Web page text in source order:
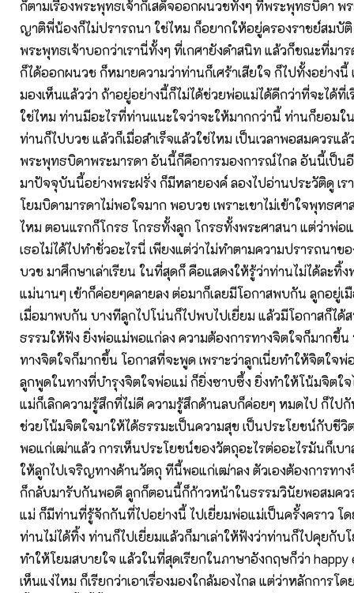
ก็ตามเรื่องพระพุทธเจ้าก็เสด็จออกผนวชทั้งๆ ที่พระพุทธบิดา พร
ญาติพี่น้องก็ไม่ปรารถนา ใช่ไหม ก็อยากให้อยู่ครองราชย์สมบั
พระพุทธเจ้าบอกว่าเรานี่ทั้งๆ ที่เกศายังดำสนิท แล้วก็ขณะที่มา
ก็ได้ออกผนวช ก็หมายความว่าท่านก็เศร้าเสียใจ ก็ไปทั้งอย่างนี้
มองเห็นแล้วว่า ถ้าอยู่อย่างนี้ก็ไม่ได้ช่วยพ่อแม่ได้ดีกว่าที่จะได้ที่
ใช่ไหม ท่านมีอะไรที่ท่านแนะใจว่าจะให้มากกว่านี้ ท่านก็ยอมใ
ท่านก็ไปบวช แล้วก็เมื่อสำเร็จแล้วใช่ไหม เป็นเวลาพอสมควรแล้
พระพุทธบิดาพระมารดา อันนี้ก็คือการมองการณ์ไกล อันนี้เป็น
มาปัจจุบันนี้อย่างพระฝรั่ง ก็มีหลายองค์ ลองไปอ่านประวัติดู เร
โยมบิดามารดาไม่พอใจมาก พอบวช เพราะเขาไม่เข้าใจพุทธศา
ไหม ตอนแรกก็โกรธ โกรธทั้งลูก โกรธทั้งพระศาสนา แต่ว่าพ่อ
เธอไม่ได้ไปทำชั่วอะไรนี่ เพียงแต่ว่าไม่ทำตามความปรารถนา
บวช มาศึกษาเล่าเรียน ในที่สุดก็ คือแสดงให้รู้ว่าท่านไม่ได้ละทิ้
แม่นานๆ เข้าก็ค่อยๆคลายลง ต่อมาก็เลยมีโอกาสพบกัน ลูกอยู่เ
เมื่อมาพบกัน บางทีลูกไปโน่นก็ไปพบไปเยี่ยม แล้วมีโอกาสก็ได้
ธรรมให้ฟัง ยิ่งพ่อแม่พอแก่ลง ความต้องการทางจิตใจก็มากขึ้น
ทางจิตใจก็มากขึ้น โอกาสที่จะพูด เพราะว่าลูกเนี่ยทำให้จิตใจ
ลูกพูดในทางที่บำรุงจิตใจพ่อแม่ ก็ยิ่งซาบซึ้ง ยิ่งทำให้โน้มจิตใจ
แม่ก็เลิกความรู้สึกที่ไม่ดี ความรู้สึกด้านลบก็ค่อยๆ หมดไป ก็ไปกั
ช่วยโน้มจิตใจมาให้ได้ธรรมะเป็นความสุข เป็นประโยชน์กับชีวิ
พอแก่เฒ่าแล้ว การเห็นประโยชน์ของวัตถุอะไรต่ออะไรมันก็เบ
ให้ลูกไปเจริญทางด้านวัตถุ ทีนี้พอแก่เฒ่าลง ตัวเองต้องการทา
ก็กลับมารับกันพอดี ลูกก็ตอนนี้ก็ก้าวหน้าในธรรมวินัยพอสมคว
แม่ ก็มีท่านที่รู้จักกันที่ไปอย่างนี้ ไปเยี่ยมพ่อแม่เป็นครั้งคราว โด
ท่านไม่ได้ทิ้ง ท่านก็ไปเยี่ยมแล้วก็มาเล่าให้ฟังว่าท่านก็ไปคุยกับ
ทำให้โยมสบายใจ แล้วในที่สุดเรียกในภาษาอังกฤษก็ว่า happy
เห็นแง่ไหม ก็เรียกว่าเอาเรื่องมองใกล้มองไกล แต่ว่าหลักการโ